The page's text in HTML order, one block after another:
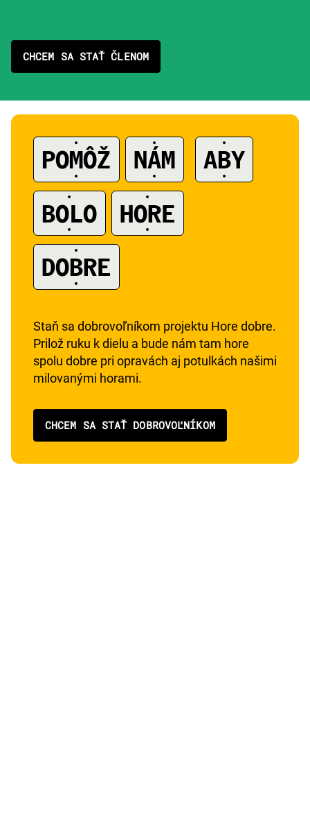
CHCEM SA STAŤ ČLENOM
POMÔŽ NÁM
ABY
BOLO
HORE
DOBRE
Staň sa dobrovoľníkom projektu Hore dobre.
Prilož ruku k dielu a bude nám tam hore
spolu dobre pri opravách aj potulkách našimi
milovanými horami.
CHCEM SA STAŤ DOBROVOĽNÍKOM